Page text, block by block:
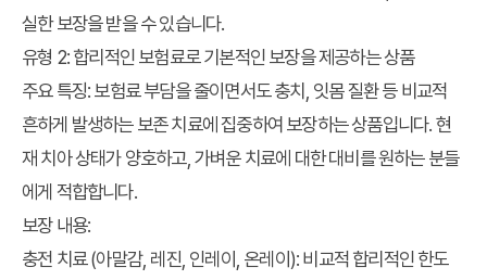
실한 보장을 받을 수 있습니다.
유형 2: 합리적인 보험료로 기본적인 보장을 제공하는 상품
주요 특징:보험료 부담을 줄이면서도 충치, 잇몸 질환 등 비교적
흔하게 발생하는 보존 치료에 집중하여 보장하는 상품입니다. 현
재 치아 상태가 양호하고, 가벼운 치료에 대한 대비를 원하는 분들
에게 적합합니다.
보장 내용:
충전 치료 (아말감, 레진, 인레이, 온레이): 비교적 합리적인 한도